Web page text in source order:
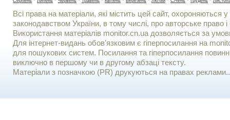
Всі права на матеріали, які містить цей сайт, охороняються у
законодавством України, в тому числі, про авторське право і
Використання матерiалiв monitor.cn.ua дозволяється за
Для iнтернет-видань обов'язковим є гiперпосилання на
для пошукових систем. Посилання та гіперпосилання
виключно в першому чи в другому абзаці тексту.
Матеріали з позначкою (PR) друкуються на правах реклами..